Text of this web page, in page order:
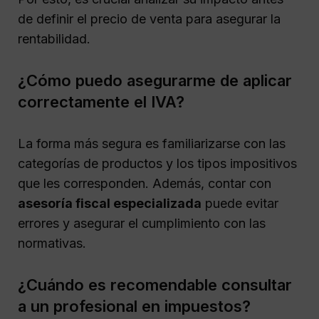
de definir el precio de venta para asegurar la
rentabilidad.
¿Cómo puedo asegurarme de aplicar
correctamente el IVA?
La forma más segura es familiarizarse con las
categorías de productos y los tipos impositivos
que les corresponden. Además, contar con
asesoría fiscal especializada puede evitar
errores y asegurar el cumplimiento con las
normativas.
¿Cuándo es recomendable consultar
a un profesional en impuestos?